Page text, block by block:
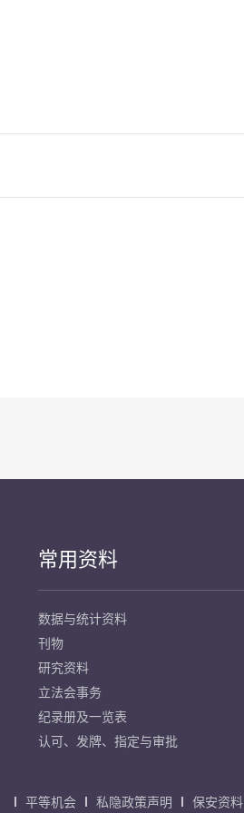
常用资料
数据与统计资料
刊物
研究资料
立法会事务
纪录册及一览表
认可、发牌、指定与审批
平等机会 私隐政策声明 保安资料